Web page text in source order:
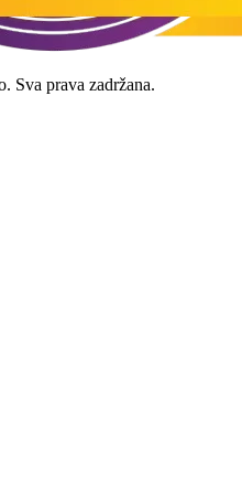
Sva prava zadržana.